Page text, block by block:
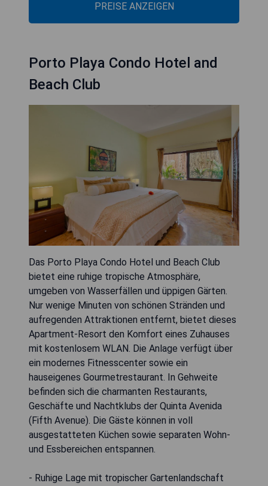
PREISE ANZEIGEN
Porto Playa Condo Hotel and
Beach Club
Das Porto Playa Condo Hotel und Beach Club
bietet eine ruhige tropische Atmosphäre,
umgeben von Wasserfällen und üppigen Gärten.
Nur wenige Minuten von schönen Stränden und
aufregenden Attraktionen entfernt, bietet dieses
Apartment-Resort den Komfort eines Zuhauses
mit kostenlosem WLAN. Die Anlage verfügt über
ein modernes Fitnesscenter sowie ein
hauseigenes Gourmetrestaurant. In Gehweite
befinden sich die charmanten Restaurants,
Geschäfte und Nachtklubs der Quinta Avenida
(Fifth Avenue). Die Gäste können in voll
ausgestatteten Küchen sowie separaten Wohn-
und Essbereichen entspannen.
- Ruhige Lage mit tropischer Gartenlandschaft